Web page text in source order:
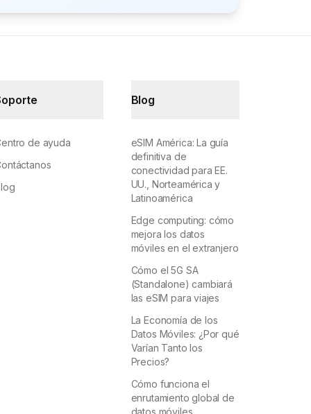
de ayuda
Blog
eSIM América: La guía
definitiva de
conectividad para EE.
UU., Norteamérica y
Latinoamérica
Edge computing: cómo
mejora los datos
móviles en el extranjero
Cómo el 5G SA
(Standalone) cambiará
las eSIM para viajes
La Economía de los
Datos Móviles: ¿Por qué
Varían Tanto los
Precios?
Cómo funciona el
enrutamiento global de
datos móviles